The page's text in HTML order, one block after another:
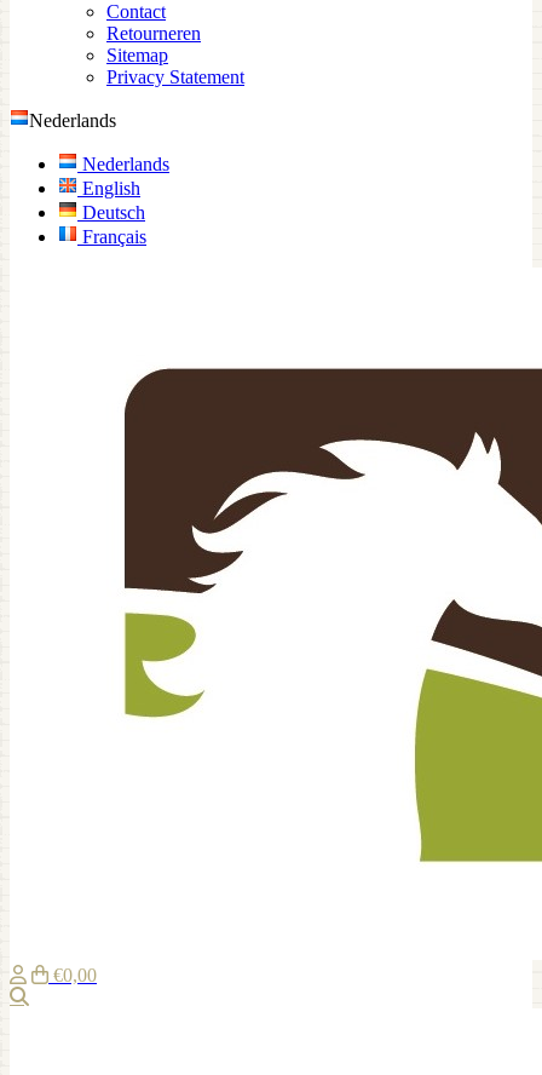
Contact
Retourneren
Sitemap
Privacy Statement
Nederlands
Nederlands
English
Deutsch
Français
€0,00